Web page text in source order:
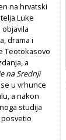
na hrvatski
Luke
drama i
Teotokasovo
a
na Srednji
u vrhunce
a nakon
studija